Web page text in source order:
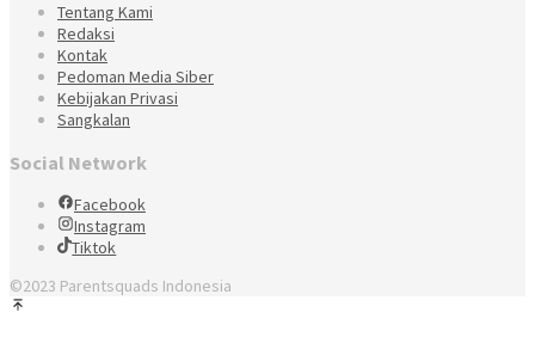
Tentang Kami
Redaksi
Kontak
Pedoman Media Siber
Kebijakan Privasi
Sangkalan
Social Network
Facebook
Instagram
Tiktok
©2023 Parentsquads Indonesia